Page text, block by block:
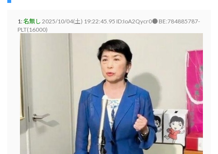
1:名無し 2025/10/04(土) 19:22:45.95 ID:IoA2Qycr0● BE:784885787-
PLT(16000)